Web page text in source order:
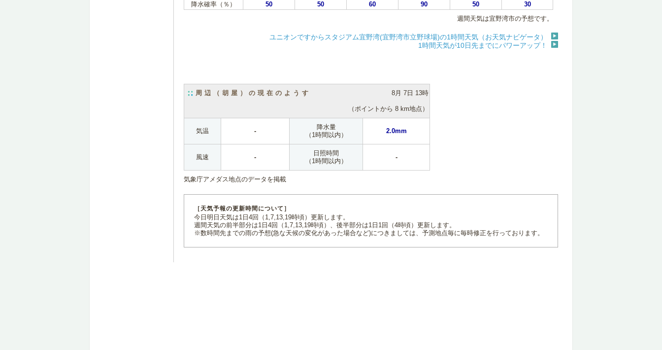
降水確率（％）
50 50 60 90 50
30
週間天気は宜野湾市の予想です。
ユニオンですからスタジアム宜野湾(宜野湾市立野球場)の1時間天気（お天気ナビゲータ）
1時間天気が10日先までにパワーアップ！
周辺（胡屋）の現在のようす 8月 7日 13時
（ポイントから 8 km地点）
気温 -
降水量
（1時間以内）
2.0mm
風速 -
日照時間
（1時間以内）
-
気象庁アメダス地点のデータを掲載
［天気予報の更新時間について］
今日明日天気は1日4回（1,7,13,19時頃）更新します。
週間天気の前半部分は1日4回（1,7,13,19時頃）、後半部分は1日1回（4時頃）更新します。
※数時間先までの雨の予想(急な天候の変化があった場合など)につきましては、予測地点毎に毎時修正を行っております。